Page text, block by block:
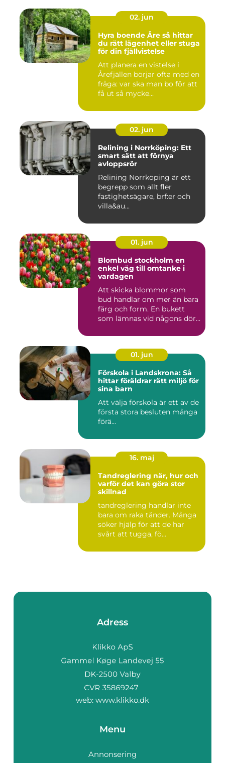
02. jun
Hyra boende Åre så hittar
du rätt lägenhet eller stuga
för din fjällvistelse
Att planera en vistelse i
Årefjällen börjar ofta med en
fråga: var ska man bo för att
få ut så mycke...
02. jun
Relining i Norrköping: Ett
smart sätt att förnya
avloppsrör
Relining Norrköping är ett
begrepp som allt fler
fastighetsägare, brf:er och
villa&au...
01. jun
Blombud stockholm en
enkel väg till omtanke i
vardagen
Att skicka blommor som
bud handlar om mer än bara
färg och form. En bukett
som lämnas vid någons dör...
01. jun
Förskola i Landskrona: Så
hittar föräldrar rätt miljö för
sina barn
Att välja förskola är ett av de
första stora besluten många
förä...
16. maj
Tandreglering när, hur och
varför det kan göra stor
skillnad
tandreglering handlar inte
bara om raka tänder. Många
söker hjälp för att de har
svårt att tugga, fö...
Adress
web: www.klikko.dk
Menu
Annonsering